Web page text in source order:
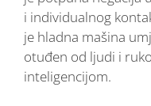
i individualnog
je hladna mašina
otuđen od ljudi i
inteligencijom.